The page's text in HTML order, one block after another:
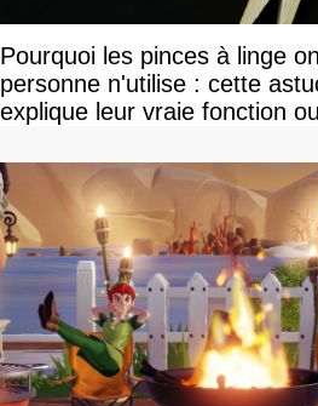
Pourquoi les pinces à linge
personne n'utilise : cette
explique leur vraie fonction